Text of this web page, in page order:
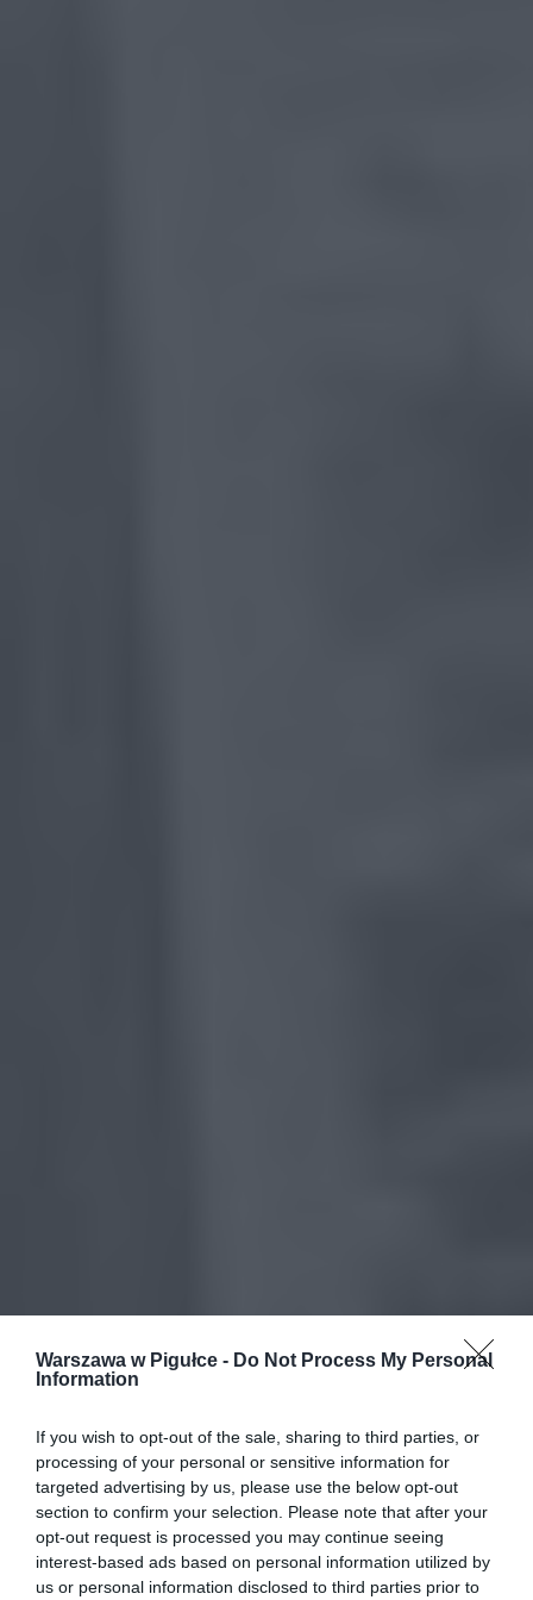
Warszawa w Pigułce - Do Not Process My Personal
Information
If you wish to opt-out of the sale, sharing to third parties, or
processing of your personal or sensitive information for
targeted advertising by us, please use the below opt-out
section to confirm your selection. Please note that after your
opt-out request is processed you may continue seeing
interest-based ads based on personal information utilized by
us or personal information disclosed to third parties prior to